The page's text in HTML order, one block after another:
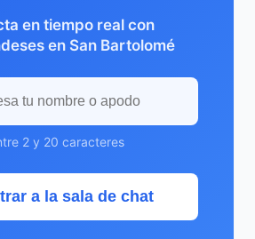
en tiempo real con
en San Bartolomé
2 y 20 caracteres
a la sala de chat